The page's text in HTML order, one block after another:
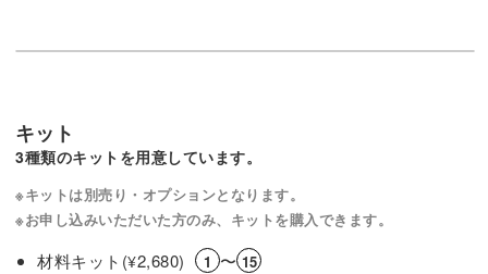
キット
3種類のキットを用意しています。
※キットは別売り・オプションとなります。
※お申し込みいただいた方のみ、キットを購入できます。
材料キット(¥2,680) 1 〜 15